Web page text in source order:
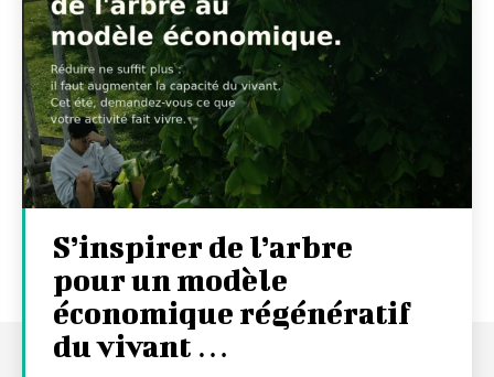
S’inspirer de l’arbre
pour un modèle
économique régénératif
du vivant …